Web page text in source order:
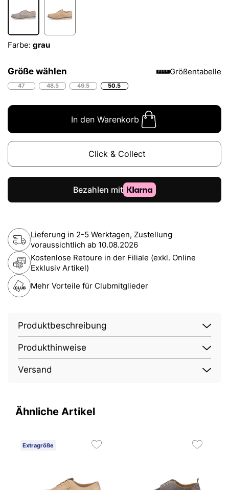
Farbe: grau
Größe wählen Größentabelle
47 48.5 49.5 50.5
In den Warenkorb
Click & Collect
Lieferung in 2-5 Werktagen, Zustellung
voraussichtlich ab 10.08.2026
Kostenlose Retoure in der Filiale (exkl. Online
Exklusiv Artikel)
Mehr Vorteile für Clubmitglieder
Produktbeschreibung
Produkthinweise
Versand
Ähnliche Artikel
Extragröße